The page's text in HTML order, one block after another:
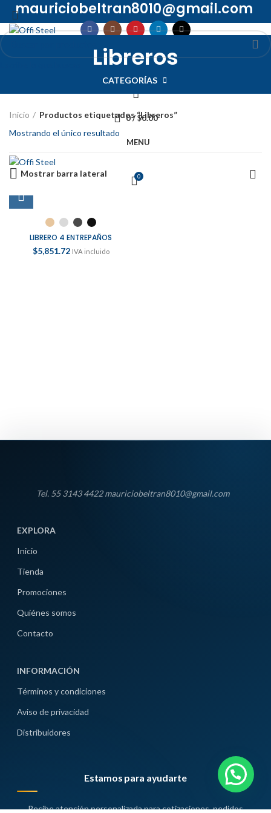
mauriciobeltran8010@gmail.com
0/ $0.00
MENU
0
Libreros
CATEGORÍAS
Inicio
Productos etiquetados “Libreros”
Mostrando el único resultado
Mostrar barra lateral
LIBRERO 4 ENTREPAÑOS
$5,851.72 IVA incluido
Tel. 55 3143 4422 mauriciobeltran8010@gmail.com
EXPLORA
Inicio
Tienda
Promociones
Quiénes somos
Contacto
INFORMACIÓN
Términos y condiciones
Aviso de privacidad
Distribuidores
Estamos para ayudarte
Recibe atención personalizada para cotizaciones, pedidos